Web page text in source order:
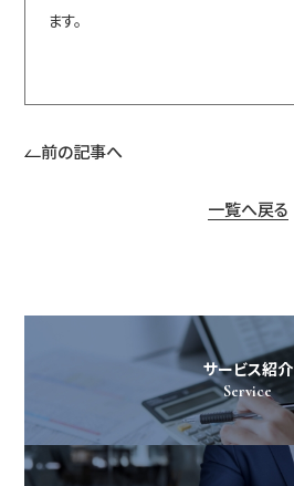
ます。
前の記事へ
一覧へ戻る
サービス紹介
Service